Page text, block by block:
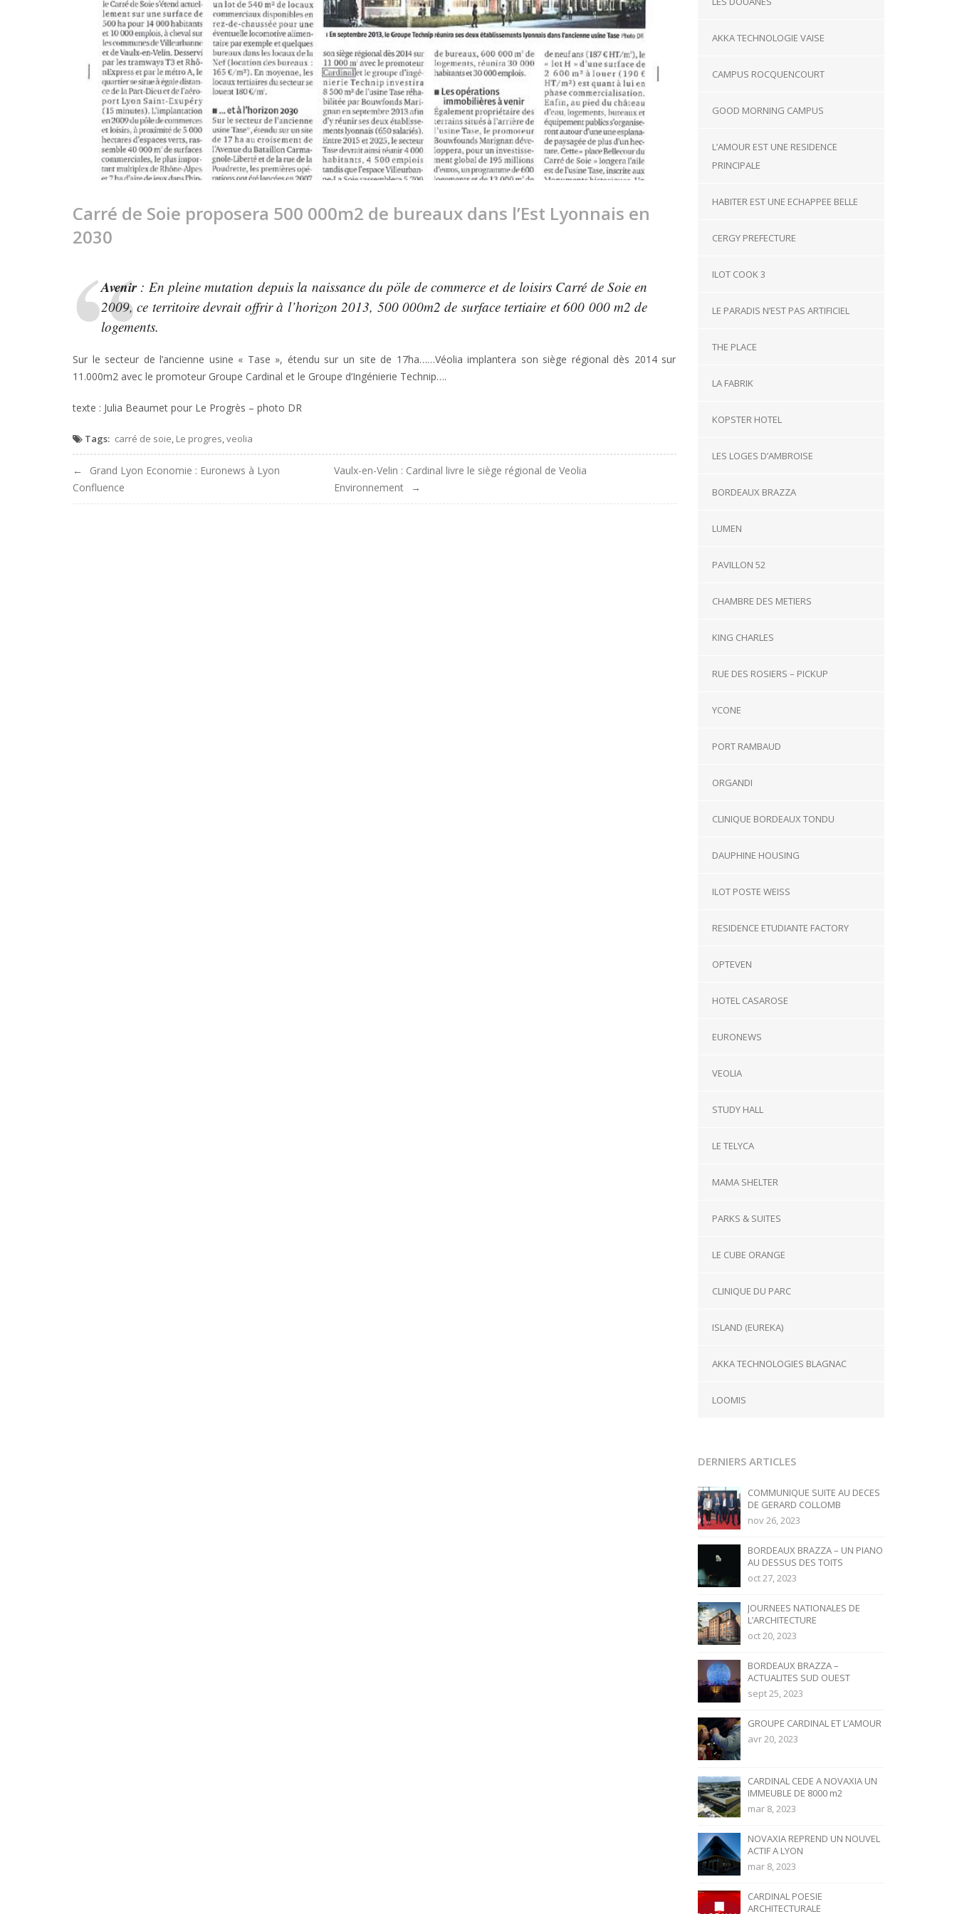
Carré de Soie proposera 500 000m2 de bureaux dans l’Est Lyonnais en
2030
Avenir: En pleine mutation depuis la naissance du pöle de commerce et de loisirs Carré de Soie en
2009, ce territoire devrait offrir à l’horizon 2013, 500 000m2 de surface tertiaire et 600 000 m2 de
logements.
Sur le secteur de l’ancienne usine « Tase », étendu sur un site de 17ha……Véolia implantera son siège régional dès 2014 sur
11.000m2 avec le promoteur Groupe Cardinal et le Groupe d’Ingénierie Technip….
texte : Julia Beaumet pour Le Progrès – photo DR
Tags: carré de soie, Le progres,veolia
Navigation
de
Grand Lyon Economie : Euronews à Lyon
Confluence
Vaulx-en-Velin : Cardinal livre le siège régional de Veolia
Environnement
AKKA TECHNOLOGIE VAISE
CAMPUS ROCQUENCOURT
GOOD MORNING CAMPUS
L’AMOUR EST UNE RESIDENCE
PRINCIPALE
HABITER EST UNE ECHAPPEE BELLE
CERGY PREFECTURE
ILOT COOK 3
LE PARADIS N’EST PAS ARTIFICIEL
THE PLACE
LA FABRIK
KOPSTER HOTEL
LES LOGES D’AMBROISE
BORDEAUX BRAZZA
LUMEN
PAVILLON 52
CHAMBRE DES METIERS
KING CHARLES
RUE DES ROSIERS – PICKUP
YCONE
PORT RAMBAUD
ORGANDI
CLINIQUE BORDEAUX TONDU
DAUPHINE HOUSING
ILOT POSTE WEISS
RESIDENCE ETUDIANTE FACTORY
OPTEVEN
HOTEL CASAROSE
EURONEWS
VEOLIA
STUDY HALL
LE TELYCA
MAMA SHELTER
PARKS & SUITES
LE CUBE ORANGE
CLINIQUE DU PARC
ISLAND (EUREKA)
AKKA TECHNOLOGIES BLAGNAC
LOOMIS
DERNIERS ARTICLES
COMMUNIQUE SUITE AU DECES
DE GERARD COLLOMB
nov 26, 2023
BORDEAUX BRAZZA – UN PIANO
AU DESSUS DES TOITS
oct 27, 2023
JOURNEES NATIONALES DE
L’ARCHITECTURE
oct 20, 2023
BORDEAUX BRAZZA –
ACTUALITES SUD OUEST
sept 25, 2023
GROUPE CARDINAL ET L’AMOUR
avr 20, 2023
CARDINAL CEDE A NOVAXIA UN
IMMEUBLE DE 8000 m2
mar 8, 2023
NOVAXIA REPREND UN NOUVEL
ACTIF A LYON
mar 8, 2023
CARDINAL POESIE
ARCHITECTURALE